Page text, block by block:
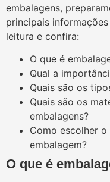
embalagens,
principais
leitura e confira:
O que é
Qual a
Quais são os
Quais são os
embalagens?
Como escolher
embalagem?
O que é